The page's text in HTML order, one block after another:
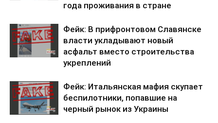
года проживания в стране
Фейк: В прифронтовом Славянске
власти укладывают новый
асфальт вместо строительства
укреплений
Фейк: Итальянская мафия скупает
беспилотники, попавшие на
черный рынок из Украины